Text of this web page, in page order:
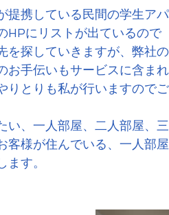
提携している民間の学生ア
HPにリストが出ているので
を探していきますが、弊社
お手伝いもサービスに含まれ
りとりも私が行いますのでご
い、一人部屋、二人部屋、
客様が住んでいる、一人部
ます。